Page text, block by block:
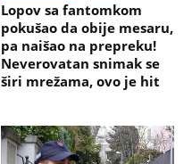
Lopov sa fantomkom
pokušao da obije mesaru,
pa naišao na prepreku!
Neverovatan snimak se
širi mrežama, ovo je hit